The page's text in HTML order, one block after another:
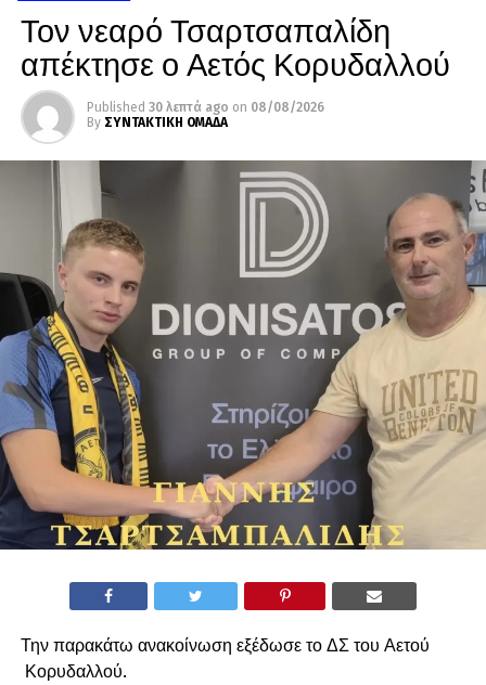
Τον νεαρό Τσαρτσαπαλίδη
απέκτησε ο Αετός Κορυδαλλού
Published 30 λεπτά ago on 08/08/2026
By ΣΥΝΤΑΚΤΙΚΗ ΟΜΑΔΑ
Την παρακάτω ανακοίνωση εξέδωσε το ΔΣ του Αετού
Κορυδαλλού.